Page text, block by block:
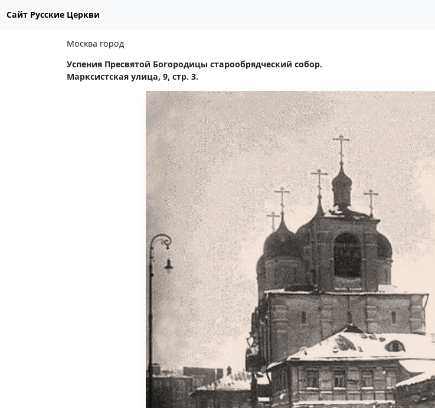
Сайт Русские Церкви
Москва город
Успения Пресвятой Богородицы старообрядческий собор.
Марксистская улица, 9, стр. 3.